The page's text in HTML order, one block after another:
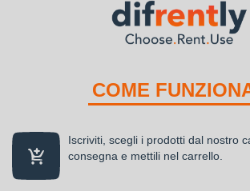
COME
Iscriviti, scegli i prodotti dal nostro
consegna e mettili nel carrello.